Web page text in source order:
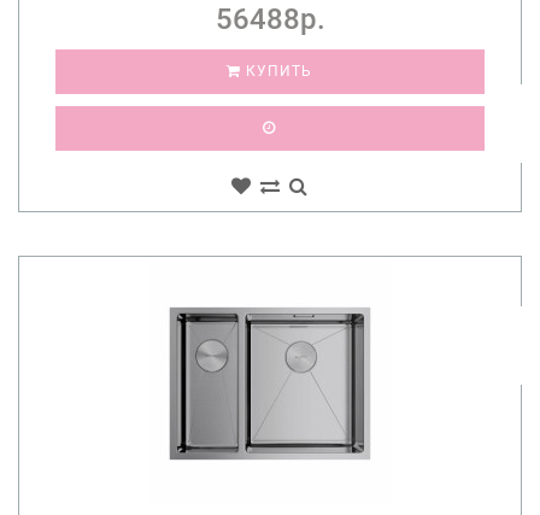
56488р.
КУПИТЬ